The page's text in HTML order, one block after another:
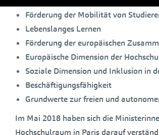
Förderung der Mobilität von
Lebenslanges Lernen
Förderung der europäischen
Europäische Dimension der
Soziale Dimension und Inklusion in
Beschäftigungsfähigkeit
Grundwerte zur freien und
Im Mai 2018 haben sich die
Hochschulraum in Paris darauf